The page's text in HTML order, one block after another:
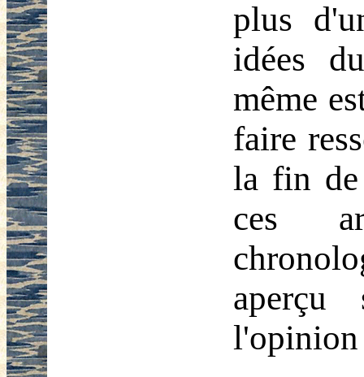
plus
idées
même
faire
la fin de
ces
aperçu
l'opinion